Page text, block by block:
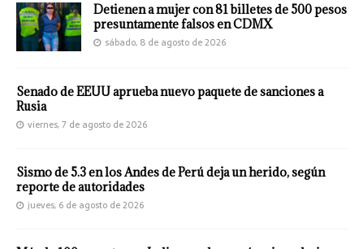
Detienen a mujer con 81 billetes de 500 pesos
presuntamente falsos en CDMX
sábado, 8 de agosto de 2026
Senado de EEUU aprueba nuevo paquete de sanciones a
Rusia
viernes, 7 de agosto de 2026
Sismo de 5.3 en los Andes de Perú deja un herido, según
reporte de autoridades
jueves, 6 de agosto de 2026